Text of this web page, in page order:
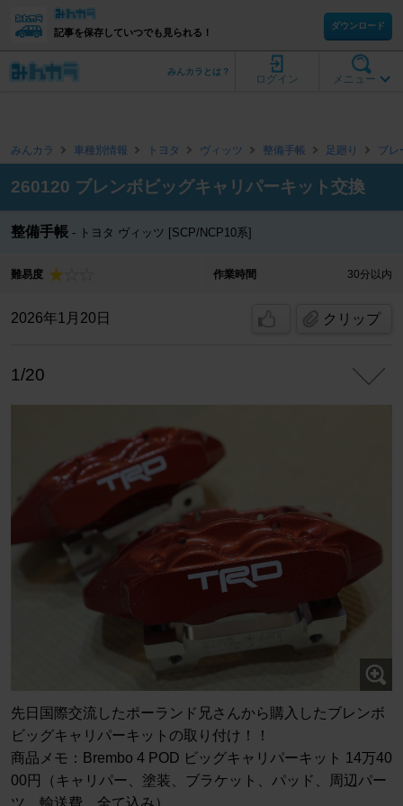
記事を保存していつでも見られる！
ダウンロード
メニュー
ログイン
みんカラとは？
みんカラ 車種別情報 トヨタ ヴィッツ 整備手帳 足廻り ブレ
260120 ブレンボビッグキャリパーキット交換
整備手帳 トヨタ ヴィッツ [SCP/NCP10系]
難易度 作業時間 30分以内
2026年1月20日 クリップ
1/20
先日国際交流したポーランド兄さんから購入したブレンボ
ビッグキャリパーキットの取り付け！！
商品メモ：Brembo 4 POD ビッグキャリパーキット 14万40
00円（キャリパー、塗装、ブラケット、パッド、周辺パー